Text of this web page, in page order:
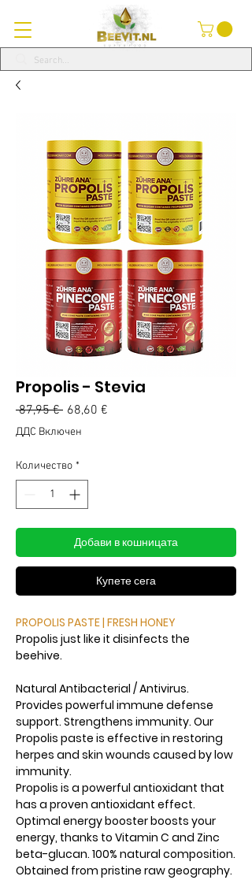
Propolis - Stevia
87,95 € Редовна
цена
68,60 €
ДДС Включен
Количество *
Добави в кошницата
Купете сега
PROPOLIS PASTE | FRESH HONEY
Propolis just like it disinfects the
beehive.
Natural Antibacterial / Antivirus.
Provides powerful immune defense
support. Strengthens immunity. Our
Propolis paste is effective in restoring
herpes and skin wounds caused by low
immunity.
Propolis is a powerful antioxidant that
has a proven antioxidant effect.
Optimal energy booster boosts your
energy, thanks to Vitamin C and Zinc
beta-glucan. 100% natural composition.
Obtained from pristine raw geography.